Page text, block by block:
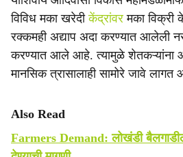
विविध मका खरेदीकेंद्रांवरमका विक्री
रक्कमही अद्याप अदा करण्यात आलेली
करण्यात आले आहे. त्यामुळे
मानसिक त्रासालाही सामोरे जावे लागत
Also Read
Farmers Demand: लोखंडी